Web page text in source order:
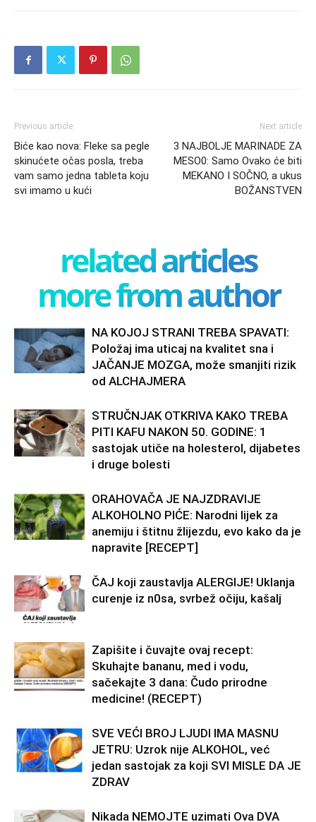
Previous article
Biće kao nova: Fleke sa pegle
skinućete očas posla, treba
vam samo jedna tableta koju
svi imamo u kući
Next article
3 NAJBOLJE MARINADE ZA
MESO0: Samo Ovako će biti
MEKANO I SOČNO, a ukus
BOŽANSTVEN
related articles
more from author
NA KOJOJ STRANI TREBA SPAVATI:
Položaj ima uticaj na kvalitet sna i
JAČANJE MOZGA, može smanjiti rizik
od ALCHAJMERA
STRUČNJAK OTKRIVA KAKO TREBA
PITI KAFU NAKON 50. GODINE: 1
sastojak utiče na holesterol, dijabetes
i druge bolesti
ORAHOVAČA JE NAJZDRAVIJE
ALKOHOLNO PIĆE: Narodni lijek za
anemiju i štitnu žlijezdu, evo kako da je
napravite [RECEPT]
ČAJ koji zaustavlja ALERGIJE! Uklanja
curenje iz n0sa, svrbež očiju, kašalj
Zapišite i čuvajte ovaj recept:
Skuhajte bananu, med i vodu,
sačekajte 3 dana: Čudo prirodne
medicine! (RECEPT)
SVE VEĆI BROJ LJUDI IMA MASNU
JETRU: Uzrok nije ALKOHOL, već
jedan sastojak za koji SVI MISLE DA JE
ZDRAV
Nikada NEMOJTE uzimati Ova DVA